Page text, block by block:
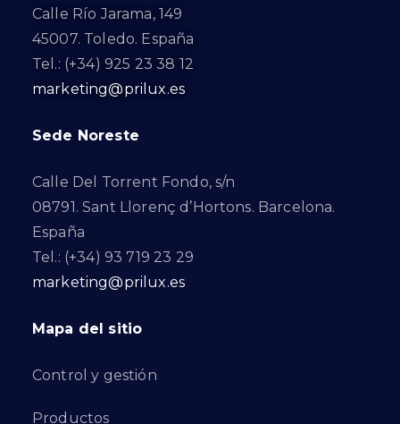
Calle Río Jarama, 149
45007. Toledo. España
Tel.: (+34) 925 23 38 12
marketing@prilux.es
Sede Noreste
Calle Del Torrent Fondo, s/n
08791. Sant Llorenç d’Hortons. Barcelona.
España
Tel.: (+34) 93 719 23 29
marketing@prilux.es
Mapa del sitio
Control y gestión
Productos